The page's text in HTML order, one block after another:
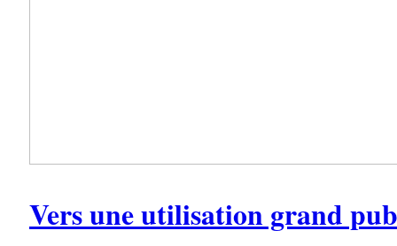
Vers une utilisation grand